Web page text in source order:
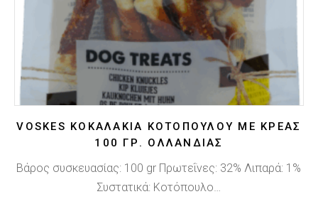
VOSKES ΚΟΚΑΛΆΚΙΑ ΚΟΤΌΠΟΥΛΟΥ ΜΕ ΚΡΈΑΣ
100 ΓΡ. ΟΛΛΑΝΔΊΑΣ
Βάρος συσκευασίας: 100 gr Πρωτεΐνες: 32% Λιπαρά: 1%
Συστατικά: Κοτόπουλο…